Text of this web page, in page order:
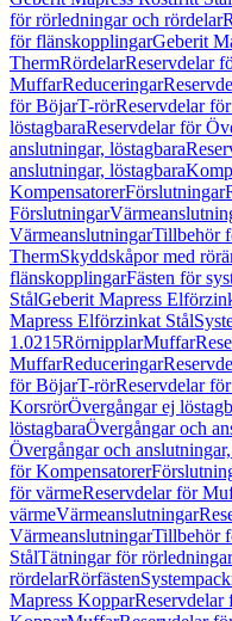
för rörledningar och rördelar
för flänskopplingarGeberit
ThermRördelarReservdelar
MuffarReduceringar
för BöjarT-rörReservdelar
löstagbaraReservdelar för
anslutningar, löstagbara
anslutningar, löstagbara
KompensatorerFörslutningar
Förslutningar
VärmeanslutningarTillbehör
ThermSkyddskåpor med
flänskopplingarFästen för
StålGeberit Mapress
Mapress Elförzinkat Stål
1.0215RörnipplarMuffar
MuffarReduceringar
för BöjarT-rörReservdelar
KorsrörÖvergångar ej
löstagbaraÖvergångar och
Övergångar och
för Kompensatorer
för värmeReservdelar för
värmeVärmeanslutningar
VärmeanslutningarTillbehör
StålTätningar för
rördelarRörfästen
Mapress KopparReservdelar